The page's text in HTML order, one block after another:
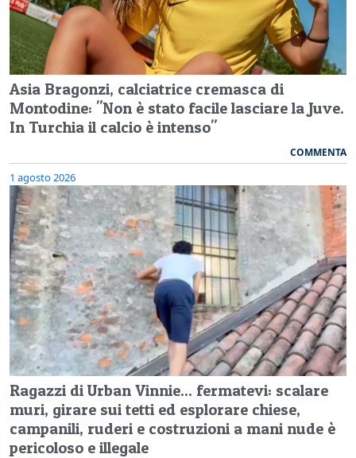
Asia Bragonzi, calciatrice cremasca di
Montodine: "Non è stato facile lasciare la Juve.
In Turchia il calcio è intenso"
COMMENTA
1 agosto 2026
Ragazzi di Urban Vinnie... fermatevi: scalare
muri, girare sui tetti ed esplorare chiese,
campanili, ruderi e costruzioni a mani nude è
pericoloso e illegale